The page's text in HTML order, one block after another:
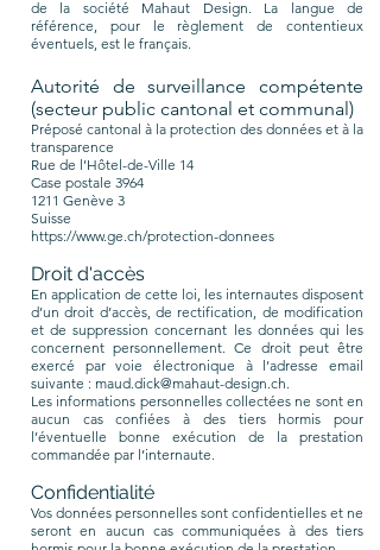
de la société Mahaut Design. La langue de
référence, pour le règlement de contentieux
éventuels, est le français.
Autorité de surveillance compétente
(secteur public cantonal et communal)
Préposé cantonal à la protection des données et à la
transparence
Rue de l’Hôtel-de-Ville 14
Case postale 3964
1211 Genève 3
Suisse
https://www.ge.ch/protection-donnees
Droit d'accès
En application de cette loi, les internautes disposent
d’un droit d’accès, de rectification, de modification
et de suppression concernant les données qui les
concernent personnellement. Ce droit peut être
exercé par voie électronique à l’adresse email
suivante : maud.dick@mahaut-design.ch.
Les informations personnelles collectées ne sont en
aucun cas confiées à des tiers hormis pour
l’éventuelle bonne exécution de la prestation
commandée par l’internaute.
Confidentialité
Vos données personnelles sont confidentielles et ne
seront en aucun cas communiquées à des tiers